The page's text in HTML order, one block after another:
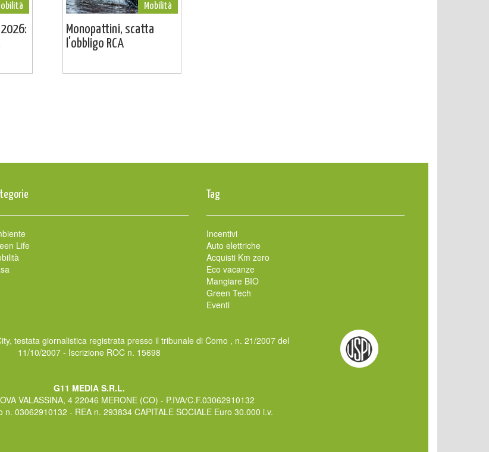
Mobilità
Monopattini, scatta
l'obbligo RCA
Life
Tag
Incentivi
Auto elettriche
Acquisti Km zero
Eco vacanze
Mangiare BIO
Green Tech
Eventi
testata giornalistica registrata presso il tribunale di Como , n. 21/2007 del
11/10/2007 - Iscrizione ROC n. 15698
G11 MEDIA S.R.L.
VALASSINA, 4 22046 MERONE (CO) - P.IVA/C.F.03062910132
n. 03062910132 - REA n. 293834 CAPITALE SOCIALE Euro 30.000 i.v.